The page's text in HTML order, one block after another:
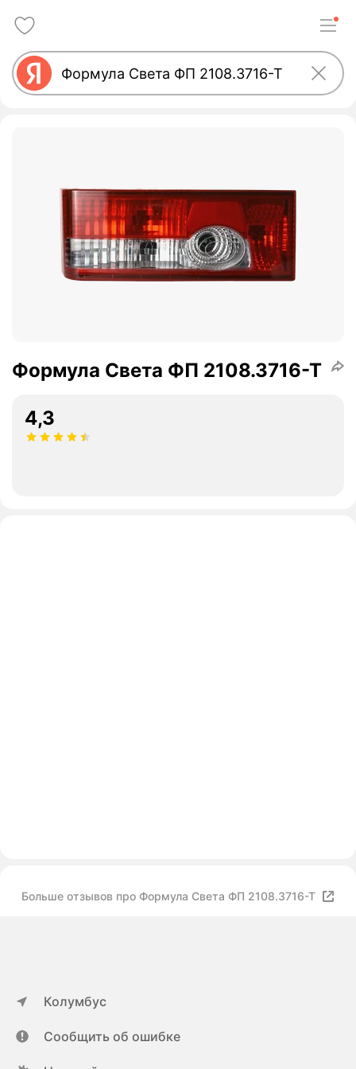
Формула Света ФП 2108.3716-Т
4,3
Больше отзывов про Формула Света ФП 2108.3716-Т
Колумбус
Сообщить об ошибке